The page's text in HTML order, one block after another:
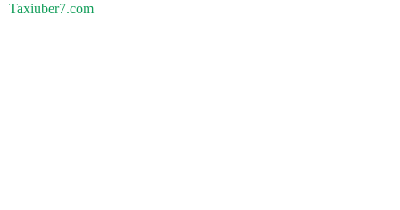
Taxiuber7.com